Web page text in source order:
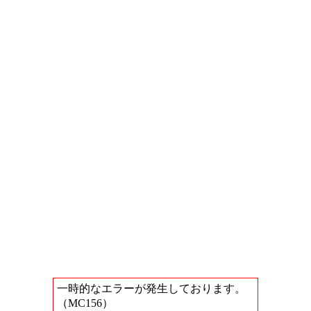
一時的なエラーが発生しております。
（MC156）